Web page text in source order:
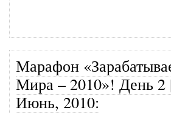
Марафон
Мира – 2010»! День
Июнь, 2010: